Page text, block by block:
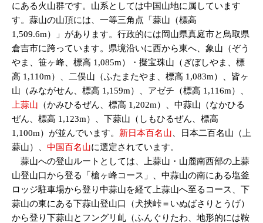
にある火山群です。山系としては中国山地に属しています
す。蒜山の山頂には、一等三角点「蒜山（標高
1,509.6m）」があります。行政的には岡山県真庭市と鳥取県
倉吉市に跨っています。県境沿いに西から東へ、象山（ぞう
やま、笹ヶ峰、標高 1,085m）・擬宝珠山（ぎぼしやま、標
高 1,110m）、二俣山（ふたまたやま、標高 1,083m）、皆ヶ
山（みながせん、標高 1,159m）、アゼチ（標高 1,116m）、
上蒜山 （かみひるぜん、標高 1,202m）、中蒜山（なかひる
ぜん、標高 1,123m）、下蒜山（しもひるぜん、標高
1,100m）が並んでいます。 新日本百名山 、日本二百名山（上
蒜山）、 中国百名山に選定されています。
蒜山への登山ルートとしては、上蒜山・山麓南西部の上蒜
山登山口から登る「槍ヶ峰コース」、中蒜山の南にある塩釜
ロッジ駐車場から登り中蒜山を経て上蒜山へ至るコース、下
蒜山の東にある下蒜山登山口（犬挾峠＝いぬばさりとうげ）
から登り下蒜山とフングリ乢（ふんぐりたわ、地形的には鞍